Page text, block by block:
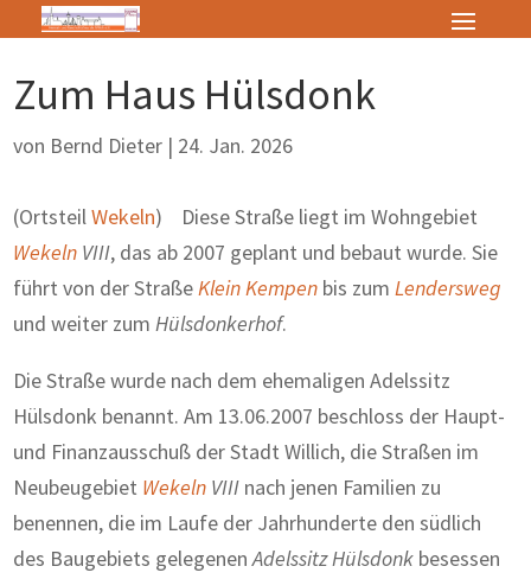
Zum Haus Hülsdonk
von Bernd Dieter | 24. Jan. 2026
(OrtsteilWekeln) Diese Straße liegt im Wohngebiet
Wekeln VIII, das ab 2007 geplant und bebaut wurde. Sie
führt von der StraßeKlein Kempen bis zumLendersweg
und weiter zumHülsdonkerhof.
Die Straße wurde nach dem ehemaligen Adelssitz
Hülsdonk benannt. Am 13.06.2007 beschloss der Haupt-
und Finanzausschuß der Stadt Willich, die Straßen im
Neubeugebiet Wekeln VIII nach jenen Familien zu
benennen, die im Laufe der Jahrhunderte den südlich
des Baugebiets gelegenenAdelssitz Hülsdonk besessen